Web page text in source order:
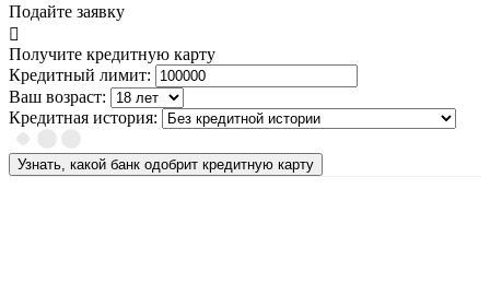
Подайте заявку
Получите кредитную карту
Кредитный лимит:
Ваш возраст:
Кредитная история:
Узнать, какой банк одобрит кредитную карту